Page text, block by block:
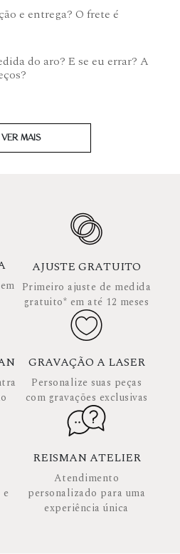
e entrega? O frete é
do aro? E se eu errar? A
VER MAIS
AJUSTE GRATUITO
Primeiro ajuste de medida
gratuito* em até 12 meses
GRAVAÇÃO A LASER
Personalize suas peças
com gravações exclusivas
e
REISMAN ATELIER
Atendimento
personalizado para uma
experiência única